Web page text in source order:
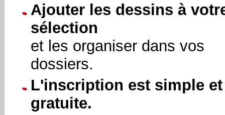
Ajouter les dessins à
sélection
et les organiser dans vos
dossiers.
L'inscription est simple et
gratuite.